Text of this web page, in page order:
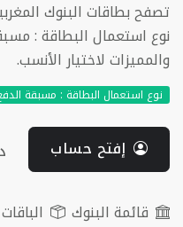
تصفح بطاقات البنوك
نوع استعمال البطاقة :
والمميزات لاختيار الأنسب.
نوع استعمال البطاقة : مسبقة
إفتح حساب
قائمة البنوك الباقات